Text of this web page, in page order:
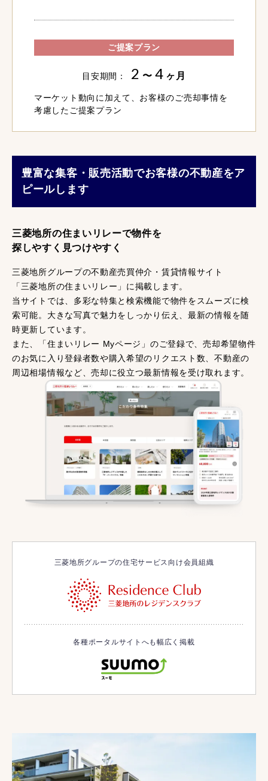
ご提案プラン
目安期間： 2 〜 4 ヶ月
マーケット動向に加えて、お客様のご売却事情を
考慮したご提案プラン
豊富な集客・販売活動でお客様の不動産をア
ピールします
三菱地所の住まいリレーで物件を
探しやすく見つけやすく
三菱地所グループの不動産売買仲介・賃貸情報サイト
「三菱地所の住まいリレー」に掲載します。
当サイトでは、多彩な特集と検索機能で物件をスムーズに検
索可能。大きな写真で魅力をしっかり伝え、最新の情報を随
時更新しています。
また、「住まいリレー Myページ」のご登録で、売却希望物件
のお気に入り登録者数や購入希望のリクエスト数、不動産の
周辺相場情報など、売却に役立つ最新情報を受け取れます。
三菱地所グループの住宅サービス向け会員組織
各種ポータルサイトへも幅広く掲載